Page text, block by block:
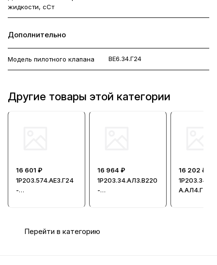
жидкости, сСт
Дополнительно
Модель пилотного клапана ВЕ6.34.Г24
Другие товары этой категории
16 601 ₽
1Р203.574.АЕ3.Г24
-
16 964 ₽
1Р203.34.АЛ3.В220
-
16 202 ₽
1Р203.34-
А.АЛ4.Г24 -
Перейти в категорию